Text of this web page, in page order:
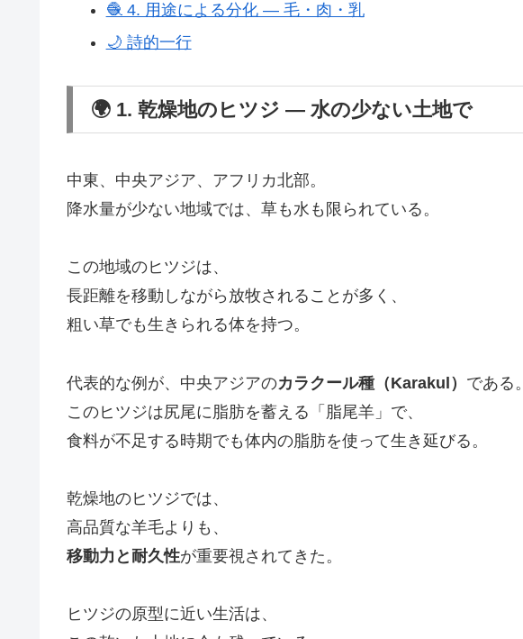
🧶 4. 用途による分化 ― 毛・肉・乳
🌙 詩的一行
🌍 1. 乾燥地のヒツジ ― 水の少ない土地で
中東、中央アジア、アフリカ北部。
降水量が少ない地域では、草も水も限られている。
この地域のヒツジは、
長距離を移動しながら放牧されることが多く、
粗い草でも生きられる体を持つ。
代表的な例が、中央アジアのカラクール種（Karakul） である。
このヒツジは尻尾に脂肪を蓄える「脂尾羊」で、
食料が不足する時期でも体内の脂肪を使って生き延びる。
乾燥地のヒツジでは、
高品質な羊毛よりも、
移動力と耐久性が重要視されてきた。
ヒツジの原型に近い生活は、